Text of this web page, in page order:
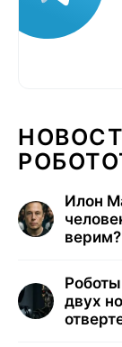
Илон
верим?
двух